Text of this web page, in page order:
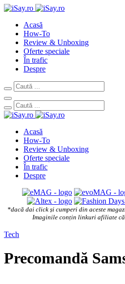
Acasă
How-To
Review & Unboxing
Oferte speciale
În trafic
Despre
Acasă
How-To
Review & Unboxing
Oferte speciale
În trafic
Despre
*dacă dai click și cumperi din aceste
Imaginile conțin linkuri afiliate
Tech
Precomandă